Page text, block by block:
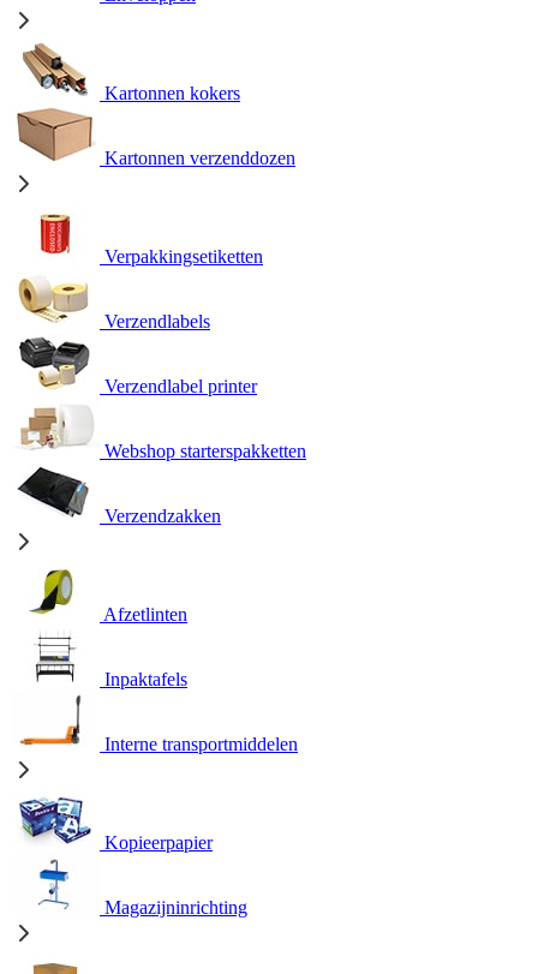
Kartonnen kokers
Kartonnen verzenddozen
Verpakkingsetiketten
Verzendlabels
Verzendlabel printer
Webshop starterspakketten
Verzendzakken
Afzetlinten
Inpaktafels
Interne transportmiddelen
Kopieerpapier
Magazijninrichting